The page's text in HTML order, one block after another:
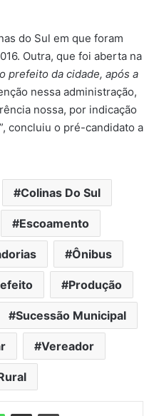
do Sul em que foram
Outra, que foi aberta na
prefeito da cidade, após a
nessa administração,
nossa, por indicação
concluiu o pré-candidato a
Colinas Do Sul
Escoamento
Ônibus
Produção
Sucessão Municipal
Vereador